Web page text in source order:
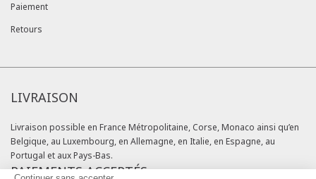
Paiement
Retours
LIVRAISON
Livraison possible en France Métropolitaine, Corse, Monaco ainsi qu’en
Belgique, au Luxembourg, en Allemagne, en Italie, en Espagne, au
Portugal et aux Pays-Bas.
PAIEMENTS ACCEPTÉS